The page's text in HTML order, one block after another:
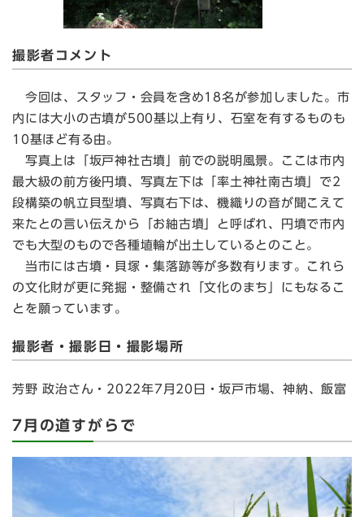
撮影者コメント
今回は、スタッフ・会員を含め18名が参加しました。市
内には大小の古墳が500基以上有り、石室を有するものも
10基ほど有る由。
写真上は「坂戸神社古墳」前での説明風景。ここは市内
最大級の前方後円墳、写真左下は「率土神社南古墳」で2
段構築の帆立貝型墳、写真右下は、機織りの音が聞こえて
来たとの言い伝えから「お紬古墳」と呼ばれ、円墳で市内
でも大型のもので各種埴輪が出土しているとのこと。
当市には古墳・貝塚・集落跡等が多数有ります。これら
の文化財が更に発掘・整備され「文化のまち」にもなるこ
とを願っています。
撮影者・撮影日・撮影場所
芳野 政治さん・2022年7月20日・坂戸市場、神納、飯富
7月の道すがらで